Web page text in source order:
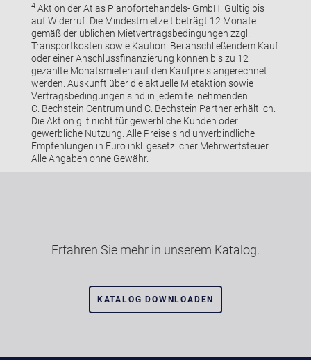
4Aktion der Atlas Pianofortehandels- GmbH. Gültig bis
auf Widerruf. Die Mindestmietzeit beträgt 12 Monate
gemäß der üblichen Mietvertragsbedingungen zzgl.
Transportkosten sowie Kaution. Bei anschließendem Kauf
oder einer Anschlussfinanzierung können bis zu 12
gezahlte Monatsmieten auf den Kaufpreis angerechnet
werden. Auskunft über die aktuelle Mietaktion sowie
Vertragsbedingungen sind in jedem teilnehmenden
C. Bechstein Centrum und C. Bechstein Partner erhältlich.
Die Aktion gilt nicht für gewerbliche Kunden oder
gewerbliche Nutzung. Alle Preise sind unverbindliche
Empfehlungen in Euro inkl. gesetzlicher Mehrwertsteuer.
Alle Angaben ohne Gewähr.
Erfahren Sie mehr in unserem Katalog.
KATALOG DOWNLOADEN